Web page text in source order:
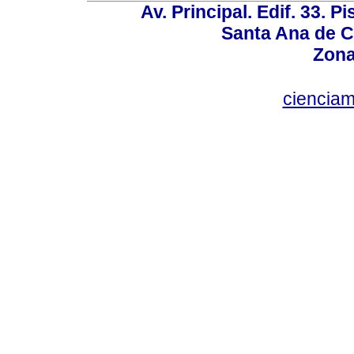
Av. Principal. Edif. 33.
Santa Ana de